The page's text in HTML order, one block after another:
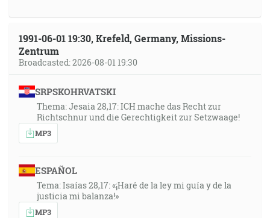
1991-06-01 19:30, Krefeld, Germany, Missions-
Zentrum
Broadcasted: 2026-08-01 19:30
SRPSKOHRVATSKI
Thema: Jesaia 28,17: ICH mache das Recht zur
Richtschnur und die Gerechtigkeit zur Setzwaage!
MP3
ESPAÑOL
Tema: Isaías 28,17: «¡Haré de la ley mi guía y de la
justicia mi balanza!»
MP3